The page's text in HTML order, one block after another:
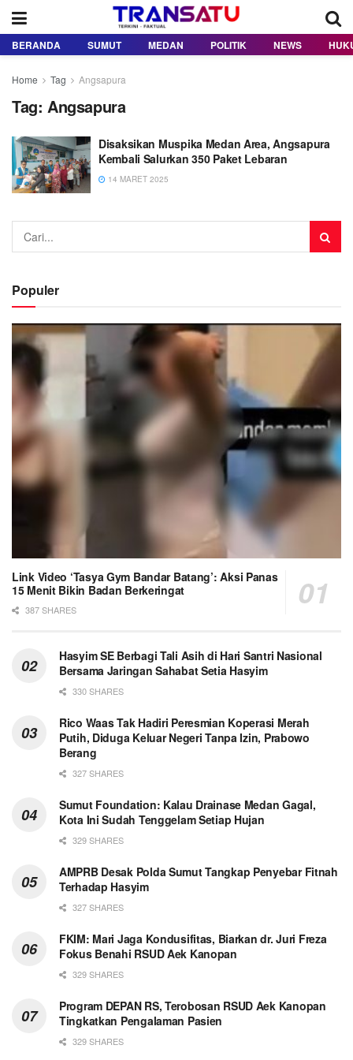
BERANDA SUMUT MEDAN POLITIK NEWS
Home Tag Angsapura
Tag: Angsapura
Disaksikan Muspika Medan Area, Angsapura
Kembali Salurkan 350 Paket Lebaran
14 MARET 2025
Populer
Link Video ‘Tasya Gym Bandar Batang’: Aksi Panas
15 Menit Bikin Badan Berkeringat
387 SHARES
Hasyim SE Berbagi Tali Asih di Hari Santri Nasional
Bersama Jaringan Sahabat Setia Hasyim
330 SHARES
Rico Waas Tak Hadiri Peresmian Koperasi Merah
Putih, Diduga Keluar Negeri Tanpa Izin, Prabowo
Berang
327 SHARES
Sumut Foundation: Kalau Drainase Medan Gagal,
Kota Ini Sudah Tenggelam Setiap Hujan
329 SHARES
AMPRB Desak Polda Sumut Tangkap Penyebar Fitnah
Terhadap Hasyim
327 SHARES
FKIM: Mari Jaga Kondusifitas, Biarkan dr. Juri Freza
Fokus Benahi RSUD Aek Kanopan
329 SHARES
Program DEPAN RS, Terobosan RSUD Aek Kanopan
Tingkatkan Pengalaman Pasien
329 SHARES